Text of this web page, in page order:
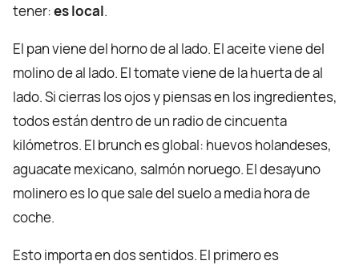
tener:es local.
El pan viene del horno de al lado. El aceite viene del
molino de al lado. El tomate viene de la huerta de al
lado. Si cierras los ojos y piensas en los ingredientes,
todos están dentro de un radio de cincuenta
kilómetros. El brunch es global: huevos holandeses,
aguacate mexicano, salmón noruego. El desayuno
molinero es lo que sale del suelo a media hora de
coche.
Esto importa en dos sentidos. El primero es